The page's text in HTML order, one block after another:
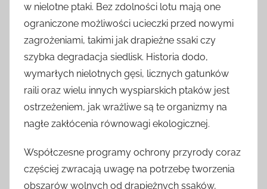
w nielotne ptaki. Bez zdolności lotu mają one
ograniczone możliwości ucieczki przed nowymi
zagrożeniami, takimi jak drapieżne ssaki czy
szybka degradacja siedlisk. Historia dodo,
wymarłych nielotnych gęsi, licznych gatunków
raili oraz wielu innych wyspiarskich ptaków jest
ostrzeżeniem, jak wrażliwe są te organizmy na
nagłe zakłócenia równowagi ekologicznej.
Współczesne programy ochrony przyrody coraz
częściej zwracają uwagę na potrzebę tworzenia
obszarów wolnych od drapieżnych ssaków,